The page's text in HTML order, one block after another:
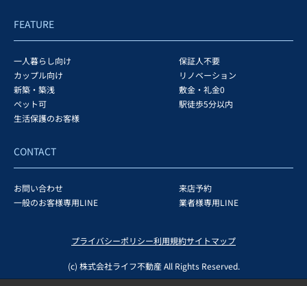
FEATURE
一人暮らし向け
保証人不要
カップル向け
リノベーション
新築・築浅
敷金・礼金0
ペット可
駅徒歩5分以内
生活保護のお客様
CONTACT
お問い合わせ
来店予約
一般のお客様専用LINE
業者様専用LINE
プライバシーポリシー利用規約サイトマップ
(c) 株式会社ライフ不動産 All Rights Reserved.